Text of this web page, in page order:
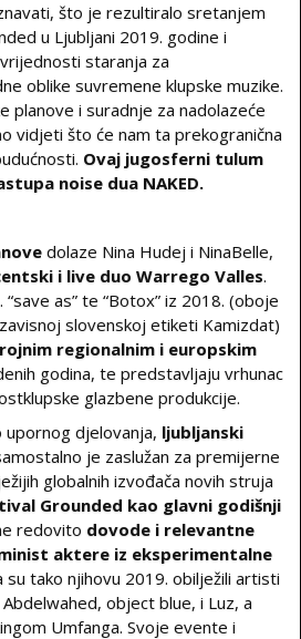
što je rezultiralo sretanjem
u Ljubljani 2019. godine i
staranja za
oblike suvremene klupske muzike.
planove i suradnje za nadolazeće
vidjeti što će nam ta prekogranična
Ovaj jugosferni tulum
noise dua NAKED.
dolaze Nina Hudej i NinaBelle,
i live duo Warrego Valles.
as” te “Botox” iz 2018. (oboje
slovenskoj etiketi Kamizdat)
regionalnim i europskim
godina, te predstavljaju vrhunac
glazbene produkcije.
djelovanja, ljubljanski
je zaslužan za premijerne
globalnih izvođača novih struja
Grounded kao glavni godišnji
redovito dovode i relevantne
aktere iz eksperimentalne
su tako njihovu 2019. obilježili artisti
object blue, i Luz, a
Umfanga. Svoje evente i